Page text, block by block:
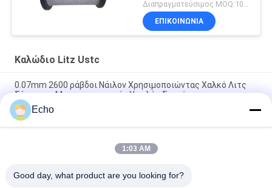
ΕΠΙΚΟΙΝΩΝΙΑ
Καλώδιο Litz Ustc
0.07mm 2600 ράβδοι Νάιλον Χρησιμοποιώντας Χαλκό Λιτς
Σύρμα για Μετασχηματιστές Υψηλής Συχνότητας
Προσαρμοσμένο νήμα Litz από νάιλον 0,07mm 2600 κλώνων
για εφαρμογές υψηλής συχνότητας
Προσαρμοσμένο νήμα Litz από νάιλον 0,07mm 2600 κλώνων
Echo
1:03 AM
Good day, what product are you looking for?